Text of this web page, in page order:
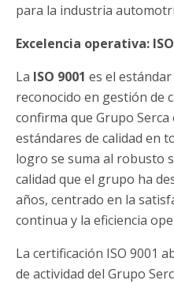
para la industria
Excelencia operativa: ISO
La ISO 9001 es el
reconocido en gestión de
confirma que Grupo
estándares de calidad en
logro se suma al robusto
calidad que el grupo ha
años, centrado en la
continua y la eficiencia
La certificación ISO 9001
de actividad del Grupo